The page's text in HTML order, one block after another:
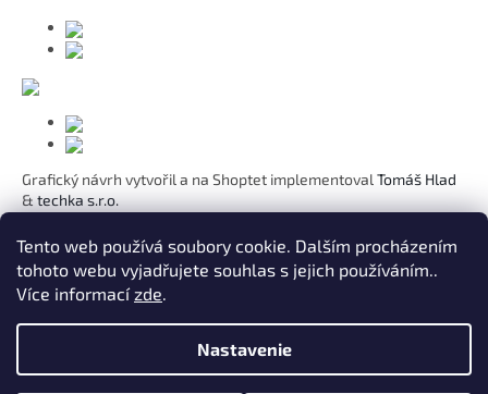
Tento web používá soubory cookie. Dalším procházením
tohoto webu vyjadřujete souhlas s jejich používáním..
Více informacízde.
Nastavenie
Grafický návrh vytvořil a na Shoptet implementoval Tomáš Hlad
& techka s.r.o.
Koho chcete obdarovat?
Pre mamičku
Pre moju lásku
Pre dcéru